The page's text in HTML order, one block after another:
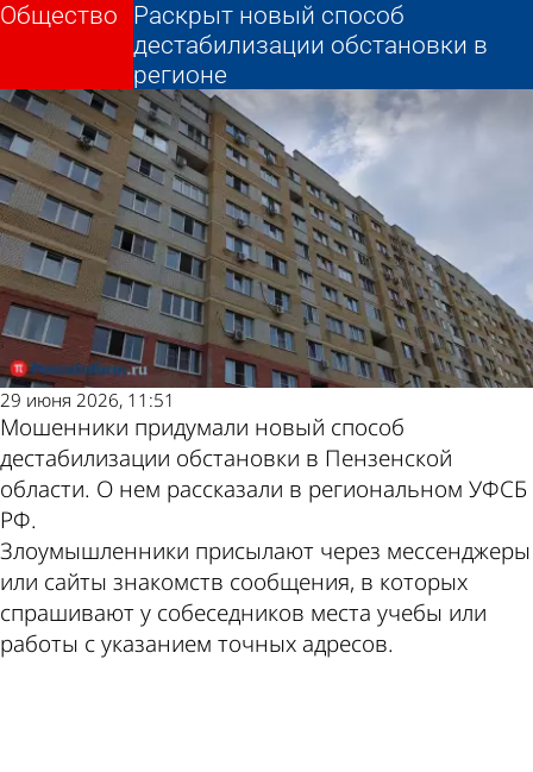
Раскрыт новый способ
дестабилизации обстановки в
регионе
Общество
29 июня 2026, 11:51
Мошенники придумали новый способ
дестабилизации обстановки в Пензенской
области. О нем рассказали в региональном УФСБ
РФ.
Злоумышленники присылают через мессенджеры
или сайты знакомств сообщения, в которых
спрашивают у собеседников места учебы или
работы с указанием точных адресов.
Раскрыт новый способ
дестабилизации обстановки в
регионе
Общество
Другие новости по
теме
Погода и курсы
валют в Пензе